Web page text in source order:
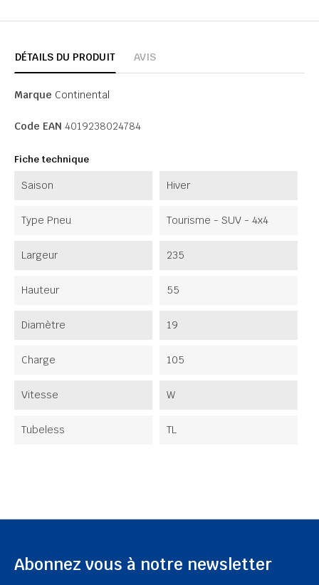
DÉTAILS DU PRODUIT AVIS
Marque Continental
Code EAN 4019238024784
Fiche technique
Saison Hiver
Type Pneu Tourisme - SUV - 4x4
Largeur 235
Hauteur 55
Diamètre 19
Charge 105
Vitesse W
Tubeless TL
Abonnez vous à notre newsletter